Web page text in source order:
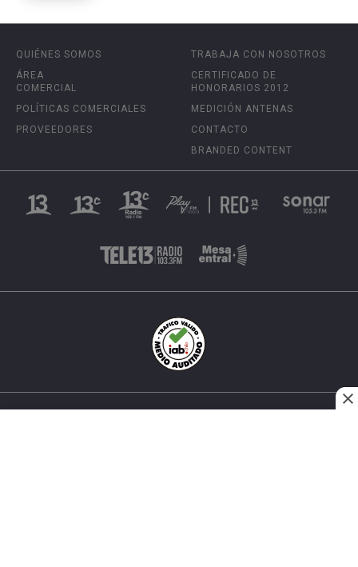
QUIÉNES SOMOS
ÁREA
COMERCIAL
POLÍTICAS COMERCIALES
PROVEEDORES
TRABAJA CON NOSOTROS
CERTIFICADO DE
HONORARIOS 2012
MEDICIÓN ANTENAS
CONTACTO
BRANDED CONTENT